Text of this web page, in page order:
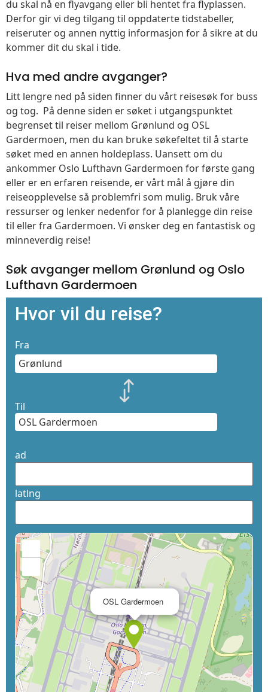
du skal nå en flyavgang eller bli hentet fra flyplassen.
Derfor gir vi deg tilgang til oppdaterte tidstabeller,
reiseruter og annen nyttig informasjon for å sikre at du
kommer dit du skal i tide.
Hva med andre avganger?
Litt lengre ned på siden finner du vårt reisesøk for buss
og tog. På denne siden er søket i utgangspunktet
begrenset til reiser mellom Grønlund og OSL
Gardermoen, men du kan bruke søkefeltet til å starte
søket med en annen holdeplass. Uansett om du
ankommer Oslo Lufthavn Gardermoen for første gang
eller er en erfaren reisende, er vårt mål å gjøre din
reiseopplevelse så problemfri som mulig. Bruk våre
ressurser og lenker nedenfor for å planlegge din reise
til eller fra Gardermoen. Vi ønsker deg en fantastisk og
minneverdig reise!
Søk avganger mellom Grønlund og Oslo
Lufthavn Gardermoen
Hvor vil du reise?
Fra
Til
ad
latlng
OSL Gardermoen